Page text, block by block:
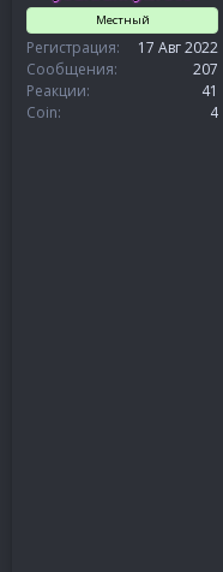
Местный
Регистрация
17 Авг 2022
Сообщения
207
Реакции
41
Coin
4